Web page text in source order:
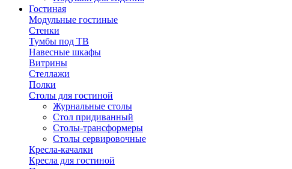
Гостиная
Модульные гостиные
Стенки
Тумбы под ТВ
Навесные шкафы
Витрины
Стеллажи
Полки
Столы для гостиной
Журнальные столы
Стол придиванный
Столы-трансформеры
Столы сервировочные
Кресла-качалки
Кресла для гостиной